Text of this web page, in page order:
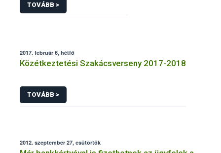
TOVÁBB >
2017. február 6, hétfő
Közétkeztetési Szakácsverseny 2017-2018
TOVÁBB >
2012. szeptember 27, csütörtök